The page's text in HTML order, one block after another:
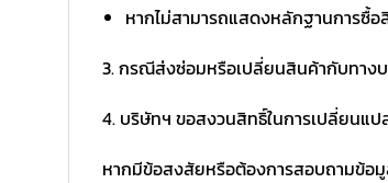
หากไม่สามารถแสดงหลักฐานการซื้
3. กรณีส่งซ่อมหรือเปลี่ยนสินค้ากับทา
4. บริษัทฯ ขอสงวนสิทธิ์ในการเปลี่ยนแป
หากมีข้อสงสัยหรือต้องการสอบถามข้อมู